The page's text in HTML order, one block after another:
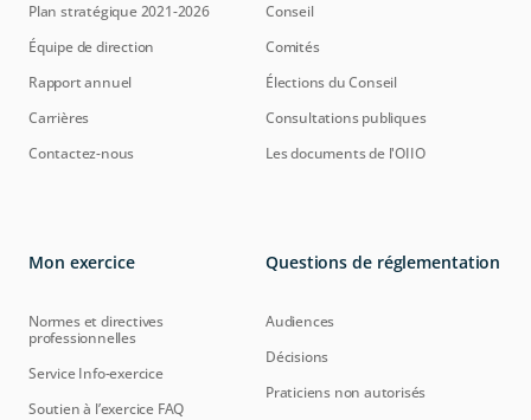
Plan stratégique 2021-2026
Équipe de direction
Rapport annuel
Carrières
Contactez-nous
Conseil
Comités
Élections du Conseil
Consultations publiques
Les documents de l'OIIO
Mon exercice
Normes et directives
professionnelles
Service Info-exercice
Soutien à l’exercice FAQ
Questions de réglementation
Audiences
Décisions
Praticiens non autorisés